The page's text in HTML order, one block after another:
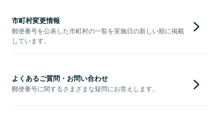
市町村変更情報
郵便番号を公表した市町村の一覧を実施日の新しい順に掲載
しています。
よくあるご質問・お問い合わせ
郵便番号に関するさまざまな疑問にお答えします。